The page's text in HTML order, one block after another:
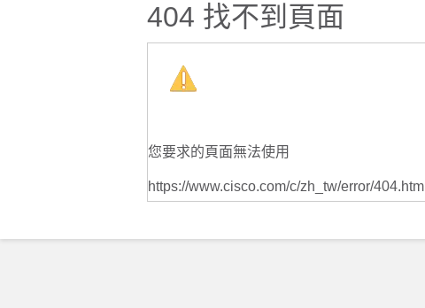
404 找不到頁面
您要求的頁面無法使用
https://www.cisco.com/c/zh_tw/error/404.html